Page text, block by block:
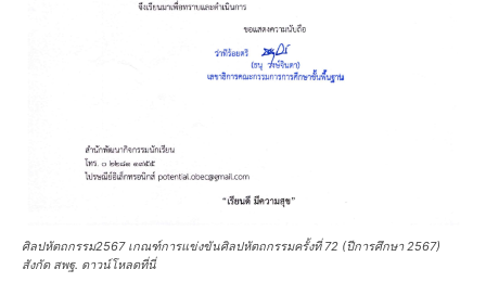
ศิลปหัตถกรรม2567 เกณฑ์การแข่งขันศิลปหัตถกรรมครั้งที่ 72 (ปีการศึกษา 2567)
สังกัด สพฐ. ดาวน์โหลดที่นี่